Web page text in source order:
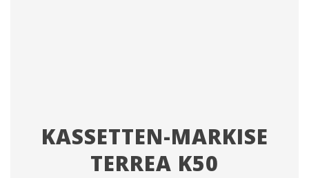
KASSETTEN-MARKISE
TERREA K50